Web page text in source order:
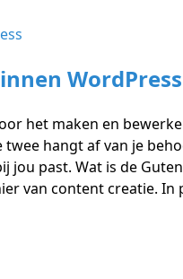
WordPress
het maken en
hangt af van je
jou past. Wat is de
van content creatie. In